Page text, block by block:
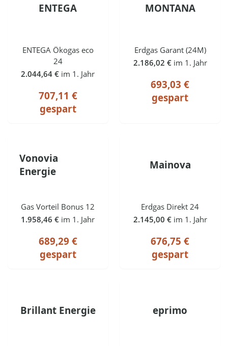
ENTEGA
ENTEGA Ökogas eco
24
2.044,64 € im 1. Jahr
707,11 €
gespart
MONTANA
Erdgas Garant (24M)
2.186,02 € im 1. Jahr
693,03 €
gespart
Vonovia
Energie
Gas Vorteil Bonus 12
1.958,46 € im 1. Jahr
689,29 €
gespart
Mainova
Erdgas Direkt 24
2.145,00 € im 1. Jahr
676,75 €
gespart
Brillant Energie eprimo